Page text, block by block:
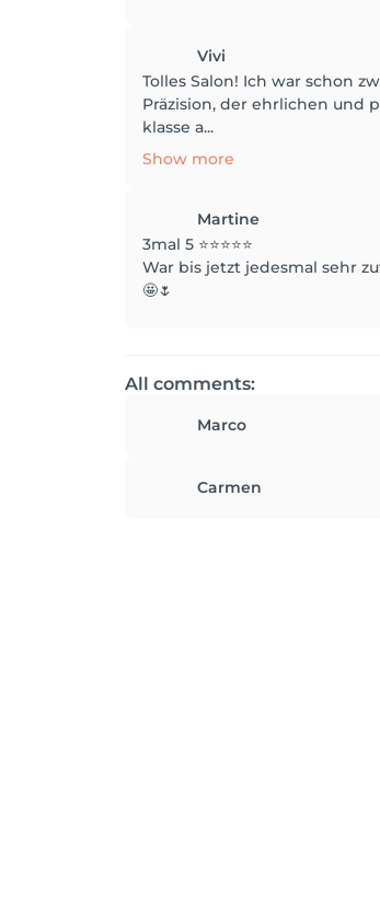
Vivi
Tolles Salon! Ich war schon
Präzision, der ehrlichen und
klasse a...
Show more
Martine
3mal 5 ⭐️⭐️⭐️⭐️⭐️
War bis jetzt jedesmal sehr
🤩🌷
All comments:
Marco
Carmen